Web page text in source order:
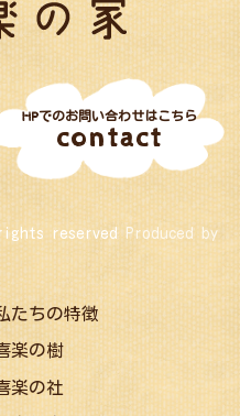
HPでのお問い合わせはこちら
contact
rights reserved Produced by
たちの特徴
楽の樹
楽の社